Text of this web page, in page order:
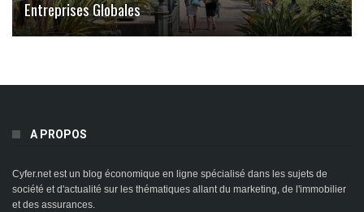
Entreprises Globales
A PROPOS
Cyfer.net est un blog économique en ligne spécialisé dans les sujets de
société et d'actualité sur les thématiques allant du marketing, de l'immobilier
et des assurances.